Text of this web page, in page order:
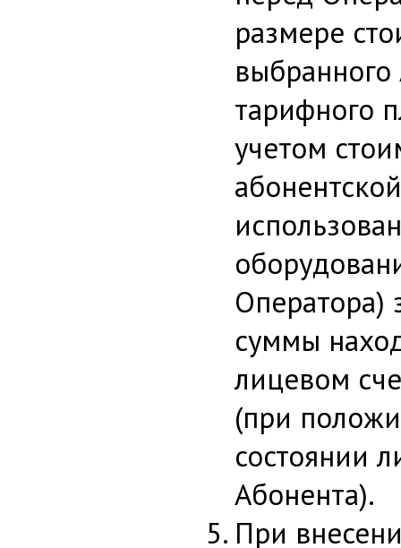
размере
тарифного
учетом
Оператора)
суммы
лицевом
(при
состоянии
Абонента).
При